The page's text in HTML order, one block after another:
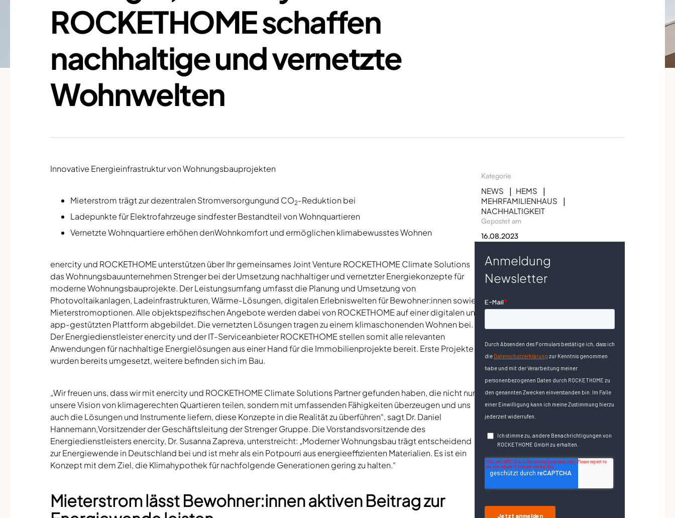
ROCKETHOME schaffen
nachhaltige und vernetzte
Wohnwelten
Innovative Energieinfrastruktur von Wohnungsbauprojekten
Mieterstrom trägt zur dezentralen Stromversorgungund CO2-Reduktion bei
Ladepunkte für Elektrofahrzeuge sindfester Bestandteil von Wohnquartieren
Vernetzte Wohnquartiere erhöhen denWohnkomfort und ermöglichen klimabewusstes Wohnen
enercity und ROCKETHOME unterstützen über Ihr gemeinsames Joint Venture ROCKETHOME Climate Solutions
das Wohnungsbauunternehmen Strenger bei der Umsetzung nachhaltiger und vernetzter Energiekonzepte für
moderne Wohnungsbauprojekte. Der Leistungsumfang umfasst die Planung und Umsetzung von
Photovoltaikanlagen, Ladeinfrastrukturen, Wärme-Lösungen, digitalen Erlebniswelten für Bewohner:innen sowie
Mieterstromoptionen. Alle objektspezifischen Angebote werden dabei von ROCKETHOME auf einer digitalen und
app-gestützten Plattform abgebildet. Die vernetzten Lösungen tragen zu einem klimaschonenden Wohnen bei.
Der Energiedienstleister enercity und der IT-Serviceanbieter ROCKETHOME stellen somit alle relevanten
Anwendungen für nachhaltige Energielösungen aus einer Hand für die Immobilienprojekte bereit. Erste Projekte
wurden bereits umgesetzt, weitere befinden sich im Bau.
„Wir freuen uns, dass wir mit enercity und ROCKETHOME Climate Solutions Partner gefunden haben, die nicht nur
unsere Vision von klimagerechten Quartieren teilen, sondern mit umfassenden Fähigkeiten überzeugen und uns
auch die Lösungen und Instrumente liefern, diese Konzepte in die Realität zu überführen“, sagt Dr. Daniel
Hannemann,Vorsitzender der Geschäftsleitung der Strenger Gruppe. Die Vorstandsvorsitzende des
Energiedienstleisters enercity, Dr. Susanna Zapreva, unterstreicht: „Moderner Wohnungsbau trägt entscheidend
zur Energiewende in Deutschland bei und ist mehr als ein Potpourri aus energieeffizienten Materialien. Es ist ein
Konzept mit dem Ziel, die Klimahypothek für nachfolgende Generationen gering zu halten.“
Mieterstrom lässt Bewohner:innen aktiven Beitrag zur
Kategorie
NEWS
HEMS
MEHRFAMILIENHAUS
NACHHALTIGKEIT
Gepostet am
16.08.2023
Anmeldung
Newsletter